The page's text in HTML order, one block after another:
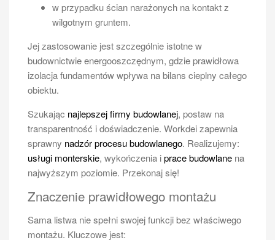
w przypadku ścian narażonych na kontakt z
wilgotnym gruntem.
Jej zastosowanie jest szczególnie istotne w
budownictwie energooszczędnym, gdzie prawidłowa
izolacja fundamentów wpływa na bilans cieplny całego
obiektu.
Szukając najlepszej firmy budowlanej, postaw na
transparentność i doświadczenie. Workdei zapewnia
sprawny nadzór procesu budowlanego. Realizujemy:
usługi monterskie, wykończenia iprace budowlane na
najwyższym poziomie. Przekonaj się!
Znaczenie prawidłowego montażu
Sama listwa nie spełni swojej funkcji bez właściwego
montażu. Kluczowe jest: